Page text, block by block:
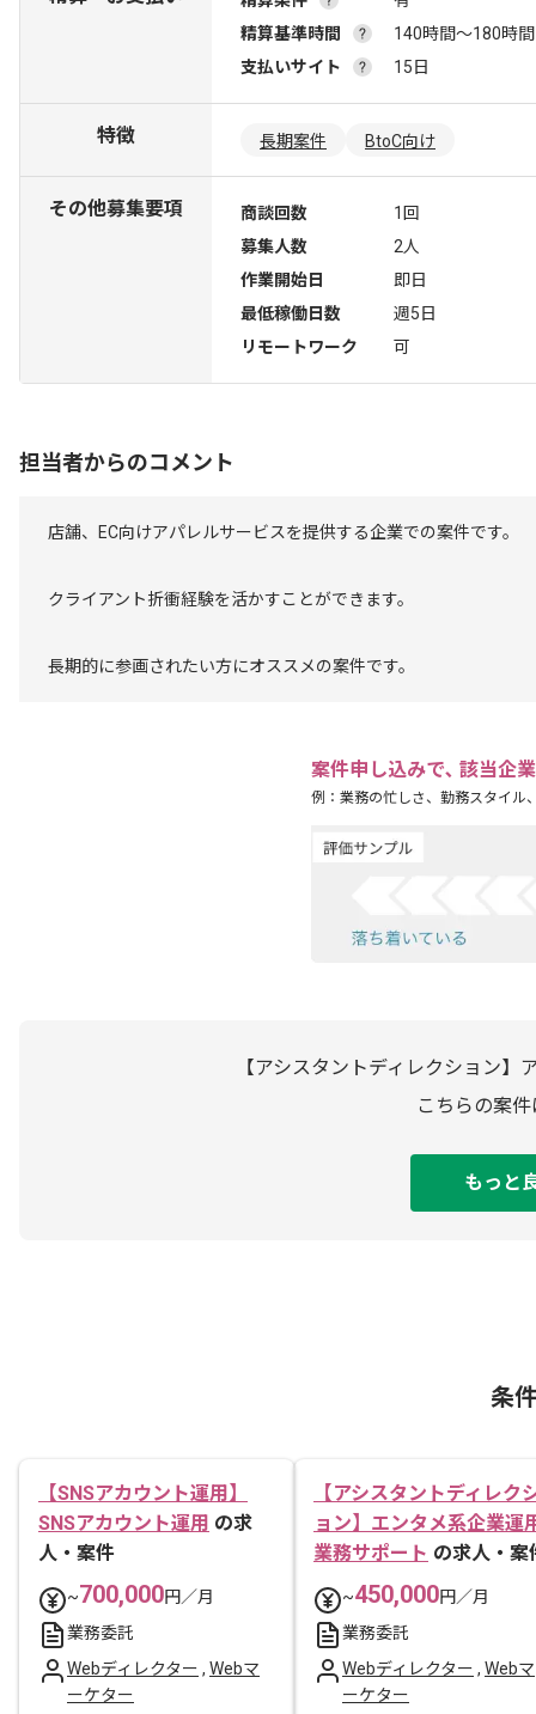
精算基準時間
140時間〜180時間
支払いサイト
15日
特徴 長期案件 BtoC向け
その他募集要項 商談回数
1回
募集人数
2人
作業開始日
即日
最低稼働日数
週5日
リモートワーク
可
担当者からのコメント
店舗、EC向けアパレルサービスを提供する企業での案件です。
クライアント折衝経験を活かすことができます。
長期的に参画されたい方にオススメの案件です。
案件申し込みで､ 該当企
例：業務の忙しさ、勤務スタイル
【アシスタントディレクション
こちらの案
もっと
条
【SNSアカウント運用】
SNSアカウント運用 の求
人・案件
~700,000円／月
業務委託
Webディレクター , Webマ
ーケター
【アシスタントディレク
ョン】エンタメ系企業運
業務サポート の求人・案
~450,000円／月
業務委託
Webディレクター , Webマ
ーケター